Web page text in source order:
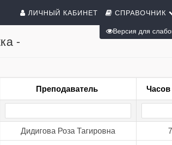
ЛИЧНЫЙ КАБИНЕТ СПРАВОЧНИК
-
Преподаватель Часов
Дидигова Роза Тагировна
Версия для